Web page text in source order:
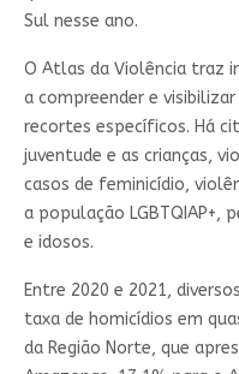
Sul nesse ano.
O Atlas da Violência traz
a compreender e
recortes específicos. Há
juventude e as crianças,
casos de feminicídio,
a população LGBTQIAP+,
e idosos.
Entre 2020 e 2021,
taxa de homicídios em
da Região Norte, que